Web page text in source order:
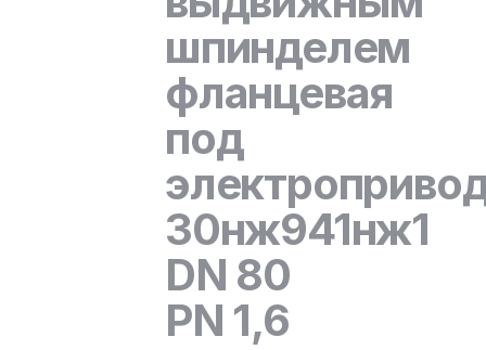
шпинделем
фланцевая
под
30нж941нж1
DN 80
PN 1,6